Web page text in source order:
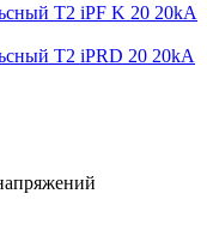
T2 iPF K 20 20kA
Т2 iPRD 20 20kA